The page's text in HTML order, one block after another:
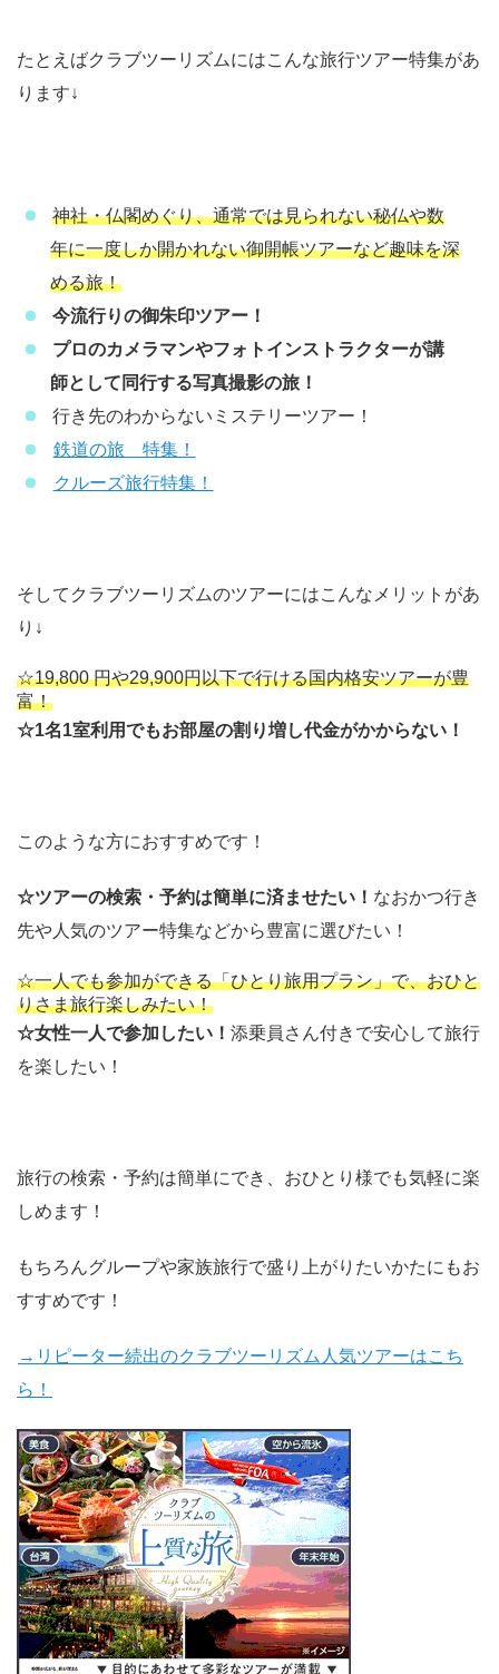
たとえばクラブツーリズムにはこんな旅行ツアー特集があ
ります↓
神社・仏閣めぐり、通常では見られない秘仏や数
年に一度しか開かれない御開帳ツアーなど趣味を深
める旅！
今流行りの御朱印ツアー！
プロのカメラマンやフォトインストラクターが講
師として同行する写真撮影の旅！
行き先のわからないミステリーツアー！
鉄道の旅 特集！
クルーズ旅行特集！
そしてクラブツーリズムのツアーにはこんなメリットがあ
り↓
☆19,800 円や29,900円以下で行ける国内格安ツアーが豊
富！
☆1名1室利用でもお部屋の割り増し代金がかからない！
このような方におすすめです！
☆ツアーの検索・予約は簡単に済ませたい！ なおかつ行き
先や人気のツアー特集などから豊富に選びたい！
☆一人でも参加ができる「ひとり旅用プラン」で、おひと
りさま旅行楽しみたい！
☆女性一人で参加したい！ 添乗員さん付きで安心して旅行
を楽したい！
旅行の検索・予約は簡単にでき、おひとり様でも気軽に楽
しめます！
もちろんグループや家族旅行で盛り上がりたいかたにもお
すすめです！
→リピーター続出のクラブツーリズム人気ツアーはこち
ら！